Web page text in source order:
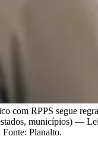
com RPPS segue
municípios) —
Planalto.